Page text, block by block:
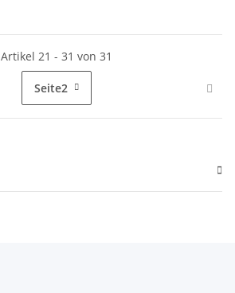
Artikel 21 - 31 von 31
Seite2